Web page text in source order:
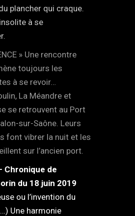
plancher qui craque.
à se
» Une rencontre
toujours les
à se revoir…
La Méandre et
se retrouvent au Port
sur-Saône. Leurs
font vibrer la nuit et les
sur l’ancien port.
Chronique de
du 18 juin 2019
ou l’invention du
Une harmonie